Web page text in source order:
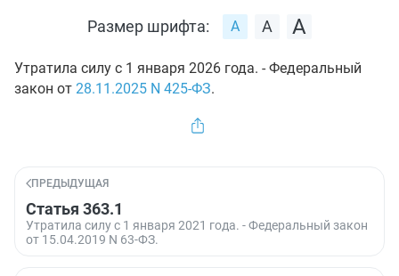
Размер шрифта:
Утратила силу с 1 января 2026 года. - Федеральный
закон от 28.11.2025 N 425-ФЗ.
ПРЕДЫДУЩАЯ
Статья 363.1
Утратила силу с 1 января 2021 года. - Федеральный закон
от 15.04.2019 N 63-ФЗ.